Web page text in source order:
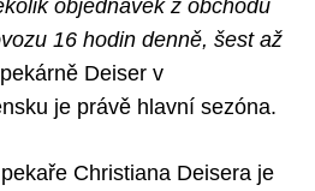
objednávek z obchodů
16 hodin denně, šest až
Deiser v
je právě hlavní sezóna.
Christiana Deisera je